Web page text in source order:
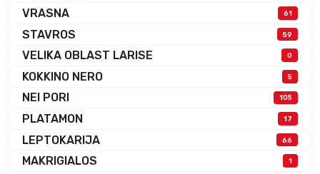
VRASNA 61
STAVROS 59
VELIKA OBLAST LARISE 0
KOKKINO NERO 5
NEI PORI 105
PLATAMON 17
LEPTOKARIJA 66
MAKRIGIALOS 1